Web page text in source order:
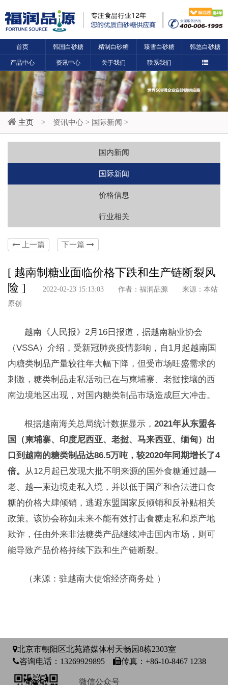
首页 韩国白砂糖 精制白砂糖 臻雪白砂糖 韩悠白砂糖
产品中心 资讯中心 关于我们 联系我们
主页 > 资讯中心 > 国际新闻 >
国内新闻
国际新闻
价格信息
行业相关
上一篇 下一篇
[ 越南制糖业面临价格下跌和生产链断裂风
险 ]
2022-02-23 15:13:03 作者：福润品源 来源：本站
原创
越南《人民报》2月16日报道，据越南糖业协会
（VSSA）介绍，受新冠肺炎疫情影响，自1月起越南国
内糖类制品产量较往年大幅下降，但受市场旺盛需求的
刺激，糖类制品走私活动已在与柬埔寨、老挝接壤的西
南边境地区出现，对国内糖类制品市场造成巨大冲击。
根据越南海关总局统计数据显示， 2021年从东盟各
国（柬埔寨、印度尼西亚、老挝、马来西亚、缅甸）出
口到越南的糖类制品达86.5万吨，较2020年同期增长了4
倍。
从12月起已发现大批不明来源的国外食糖通过越—
老、越—柬边境走私入境，并以低于国产和合法进口食
糖的价格大肆倾销，逃避东盟国家反倾销和反补贴相关
政策。该协会称如未来不能有效打击食糖走私和原产地
欺诈，任由外来非法糖类产品继续冲击国内市场，则可
能导致产品价格持续下跌和生产链断裂。
（来源：驻越南大使馆经济商务处 ）
北京市朝阳区北苑路媒体村天畅园8栋2303室
咨询电话：13269929895
传真：+86-10-8467 1238
微信公众号